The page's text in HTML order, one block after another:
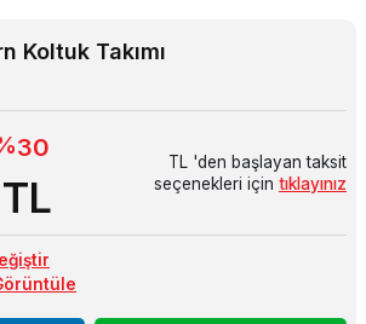
Koltuk Takımı
30
TL
TL 'den başlayan taksit
seçenekleri için tıklayınız